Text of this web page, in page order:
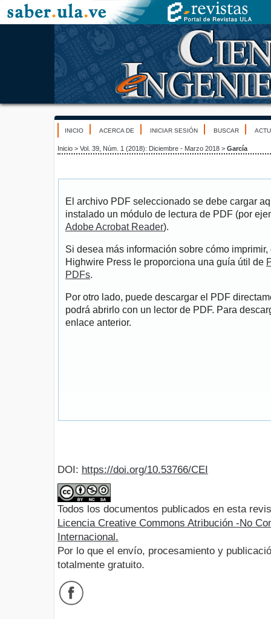
INICIO ACERCA DE INICIAR SESIÓN BUSCAR
Inicio > Vol. 39, Núm. 1 (2018): Diciembre - Marzo 2018 > García
El archivo PDF seleccionado se debe cargar
instalado un módulo de lectura de PDF (por
Adobe Acrobat Reader).
Si desea más información sobre cómo
Highwire Press le proporciona una guía útil de
PDFs.
Por otro lado, puede descargar el PDF
podrá abrirlo con un lector de PDF. Para
enlace anterior.
DOI: https://doi.org/10.53766/CEI
Todos los documentos publicados en esta
Licencia Creative Commons Atribución -No
Internacional.
Por lo que el envío, procesamiento y
totalmente gratuito.